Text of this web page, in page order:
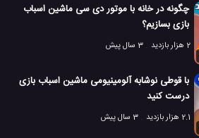
چگونه در خانه با موتور دی سی ماشین اسباب
بازی بسازیم؟
2 هزار بازدید
3 سال پیش
با قوطی نوشابه آلومینیومی ماشین اسباب بازی
درست کنید
2.1 هزار بازدید
3 سال پیش